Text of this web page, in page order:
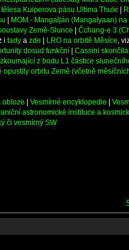
Kuiperova pásu Ultima Thule
MOM - Mangalján (Mangalyaan) na
Země-Slunce
Čchang-e 3
i tady a zde LRO na orbitě Měsíce ,
dosud funkční
Cassini
z bodu L1 částice
orbitu Země (včetně
obloze Vesmírné encyklopedie
astronomické instituce a
či vesmírný SW